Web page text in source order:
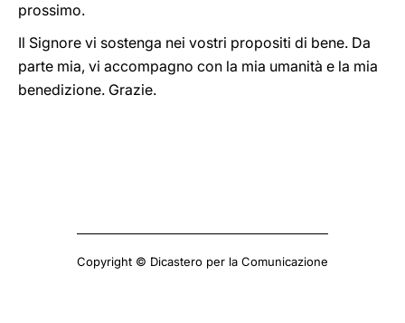
prossimo.
Il Signore vi sostenga nei vostri propositi di bene. Da
parte mia, vi accompagno con la mia umanità e la mia
benedizione. Grazie.
Copyright © Dicastero per la Comunicazione